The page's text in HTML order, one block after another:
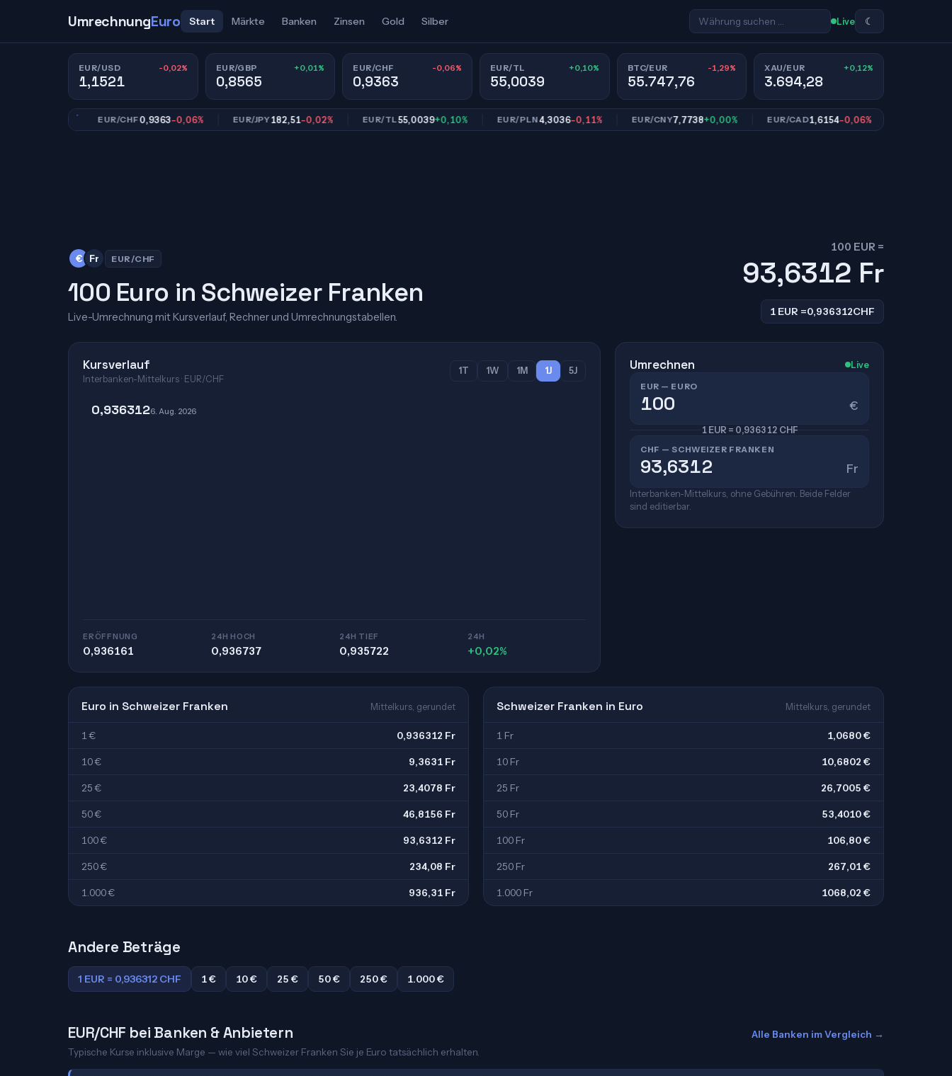
UmrechnungEuro Start Märkte Banken Zinsen Gold Silber Live ☾
EUR/USD -0,02%
1,1521
EUR/GBP +0,01%
0,8565
EUR/CHF -0,06%
0,9363
EUR/TL +0,10%
55,0039
BTC/EUR -1,29%
55.747,76
XAU/EUR +0,12%
3.694,28
EUR/CHF0,9363-0,06% EUR/JPY182,51-0,02% EUR/TL55,0039+0,10% EUR/PLN4,3036-0,11% EUR/CNY7,7738+0,00% EUR/CAD1,6154-0,06%
€ Fr EUR/CHF
100 Euro in Schweizer Franken
Live-Umrechnung mit Kursverlauf, Rechner und Umrechnungstabellen.
100 EUR =
93,6312 Fr
1 EUR =0,936312CHF
Kursverlauf
Interbanken-Mittelkurs · EUR/CHF
1T 1W 1M 1J 5J
0,9363126. Aug. 2026
ERÖFFNUNG
0,936161
24H HOCH
0,936737
24H TIEF
0,935722
24H
+0,02%
Umrechnen Live
EUR — EURO
€
1 EUR = 0,936312 CHF
CHF — SCHWEIZER FRANKEN
Fr
Interbanken-Mittelkurs, ohne Gebühren. Beide Felder
sind editierbar.
Euro in Schweizer Franken Mittelkurs, gerundet
1 € 0,936312 Fr
10 € 9,3631 Fr
25 € 23,4078 Fr
50 € 46,8156 Fr
100 € 93,6312 Fr
250 € 234,08 Fr
1.000 € 936,31 Fr
Schweizer Franken in Euro Mittelkurs, gerundet
1 Fr 1,0680 €
10 Fr 10,6802 €
25 Fr 26,7005 €
50 Fr 53,4010 €
100 Fr 106,80 €
250 Fr 267,01 €
1.000 Fr 1068,02 €
Andere Beträge
1 EUR = 0,936312 CHF 1 € 10 € 25 € 50 € 250 € 1.000 €
EUR/CHF bei Banken & Anbietern
Typische Kurse inklusive Marge — wie viel Schweizer Franken Sie je Euro tatsächlich erhalten.
Alle Banken im Vergleich →